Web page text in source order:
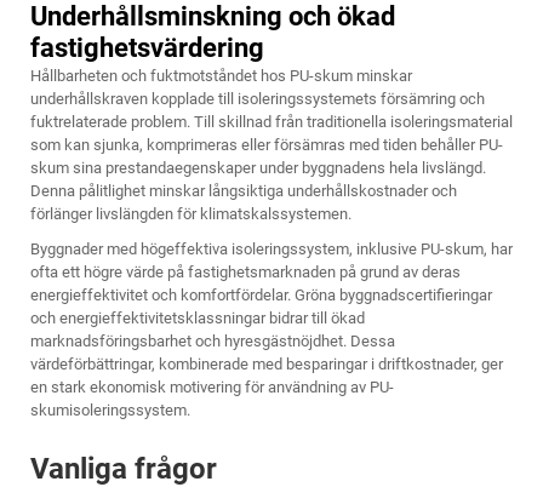
Underhållsminskning och ökad
fastighetsvärdering
Hållbarheten och fuktmotståndet hos PU-skum minskar
underhållskraven kopplade till isoleringssystemets försämring och
fuktrelaterade problem. Till skillnad från traditionella isoleringsmaterial
som kan sjunka, komprimeras eller försämras med tiden behåller PU-
skum sina prestandaegenskaper under byggnadens hela livslängd.
Denna pålitlighet minskar långsiktiga underhållskostnader och
förlänger livslängden för klimatskalssystemen.
Byggnader med högeffektiva isoleringssystem, inklusive PU-skum, har
ofta ett högre värde på fastighetsmarknaden på grund av deras
energieffektivitet och komfortfördelar. Gröna byggnadscertifieringar
och energieffektivitetsklassningar bidrar till ökad
marknadsföringsbarhet och hyresgästnöjdhet. Dessa
värdeförbättringar, kombinerade med besparingar i driftkostnader, ger
en stark ekonomisk motivering för användning av PU-
skumisoleringssystem.
Vanliga frågor